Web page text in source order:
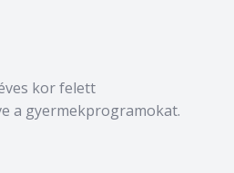
kor felett
a gyermekprogramokat.